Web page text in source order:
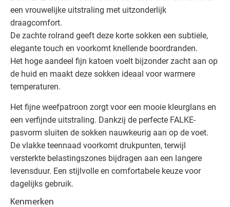
een vrouwelijke uitstraling met uitzonderlijk
draagcomfort.
De zachte rolrand geeft deze korte sokken een subtiele,
elegante touch en voorkomt knellende boordranden.
Het hoge aandeel fijn katoen voelt bijzonder zacht aan op
de huid en maakt deze sokken ideaal voor warmere
temperaturen.
Het fijne weefpatroon zorgt voor een mooie kleurglans en
een verfijnde uitstraling. Dankzij de perfecte FALKE-
pasvorm sluiten de sokken nauwkeurig aan op de voet.
De vlakke teennaad voorkomt drukpunten, terwijl
versterkte belastingszones bijdragen aan een langere
levensduur. Een stijlvolle en comfortabele keuze voor
dagelijks gebruik.
Kenmerken